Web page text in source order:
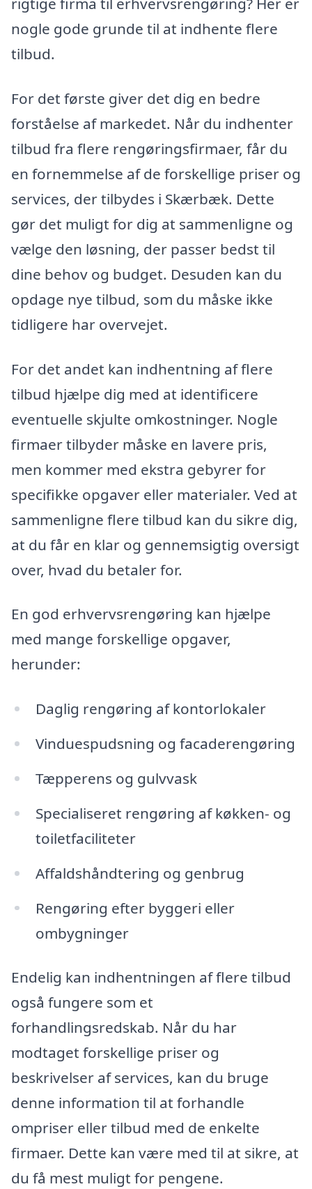
nogle gode grunde til at indhente flere
tilbud.
For det første giver det dig en bedre
forståelse af markedet. Når du indhenter
tilbud fra flere rengøringsfirmaer, får du
en fornemmelse af de forskellige priser og
services, der tilbydes i Skærbæk. Dette
gør det muligt for dig at sammenligne og
vælge den løsning, der passer bedst til
dine behov og budget. Desuden kan du
opdage nye tilbud, som du måske ikke
tidligere har overvejet.
For det andet kan indhentning af flere
tilbud hjælpe dig med at identificere
eventuelle skjulte omkostninger. Nogle
firmaer tilbyder måske en lavere pris,
men kommer med ekstra gebyrer for
specifikke opgaver eller materialer. Ved at
sammenligne flere tilbud kan du sikre dig,
at du får en klar og gennemsigtig oversigt
over, hvad du betaler for.
En god erhvervsrengøring kan hjælpe
med mange forskellige opgaver,
herunder:
Daglig rengøring af kontorlokaler
Vinduespudsning og facaderengøring
Tæpperens og gulvvask
Specialiseret rengøring af køkken- og
toiletfaciliteter
Affaldshåndtering og genbrug
Rengøring efter byggeri eller
ombygninger
Endelig kan indhentningen af flere tilbud
også fungere som et
forhandlingsredskab. Når du har
modtaget forskellige priser og
beskrivelser af services, kan du bruge
denne information til at forhandle
ompriser eller tilbud med de enkelte
firmaer. Dette kan være med til at sikre, at
du få mest muligt for pengene.